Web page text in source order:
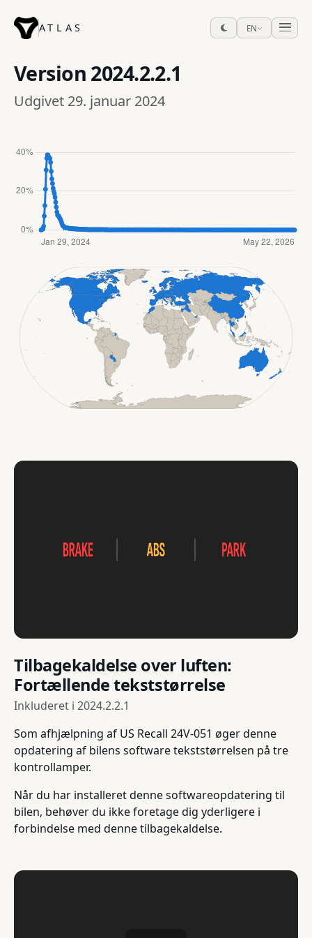
ATLAS EN
Version 2024.2.2.1
Udgivet 29. januar 2024
Tilbagekaldelse over luften:
Fortællende tekststørrelse
Inkluderet i 2024.2.2.1
Som afhjælpning af US Recall 24V-051 øger denne
opdatering af bilens software tekststørrelsen på tre
kontrollamper.
Når du har installeret denne softwareopdatering til
bilen, behøver du ikke foretage dig yderligere i
forbindelse med denne tilbagekaldelse.